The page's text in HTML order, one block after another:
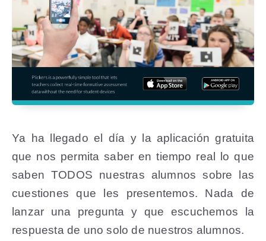
Ya ha llegado el día y la aplicación gratuita
que nos permita saber en tiempo real lo que
saben TODOS nuestras alumnos sobre las
cuestiones que les presentemos. Nada de
lanzar una pregunta y que escuchemos la
respuesta de uno solo de nuestros alumnos.